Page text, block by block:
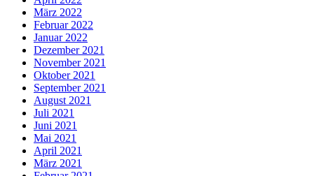
März 2022
Februar 2022
Januar 2022
Dezember 2021
November 2021
Oktober 2021
September 2021
August 2021
Juli 2021
Juni 2021
Mai 2021
April 2021
März 2021